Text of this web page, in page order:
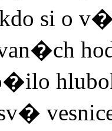
si o
sv�